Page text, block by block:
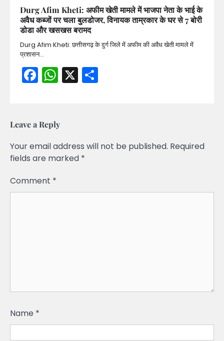
Durg Afim Kheti: अफीम खेती मामले में भाजपा नेता के भाई के
अवैध कब्जों पर चला बुलडोजर, विनायक ताम्रकार के घर से 7 बोरी
डोडा और खसखस बरामद
Durg Afim Kheti: छत्तीसगढ़ के दुर्ग जिले में अफीम की अवैध खेती मामले में
प्रशासन…
Facebook
WhatsApp
X
Leave a Reply
Your email address will not be published. Required
fields are marked *
Comment *
Name *